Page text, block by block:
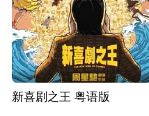
新喜剧之王 粤语版